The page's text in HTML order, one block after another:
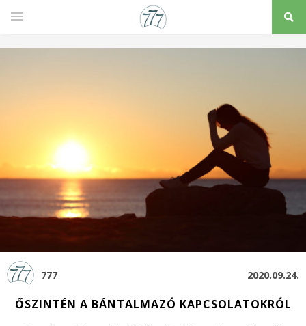
777 2020.09.24.
ŐSZINTÉN A BÁNTALMAZÓ KAPCSOLATOKRÓL